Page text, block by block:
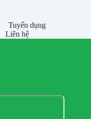
Tuyển dụng
Liên hệ